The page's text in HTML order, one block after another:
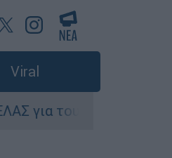
Viral
βιασμούς